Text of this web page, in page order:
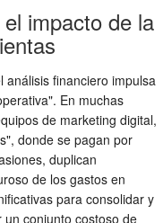
impacto de la
análisis financiero impulsa
En muchas
de marketing digital,
donde se pagan por
duplican
de los gastos en
para consolidar y
conjunto costoso de